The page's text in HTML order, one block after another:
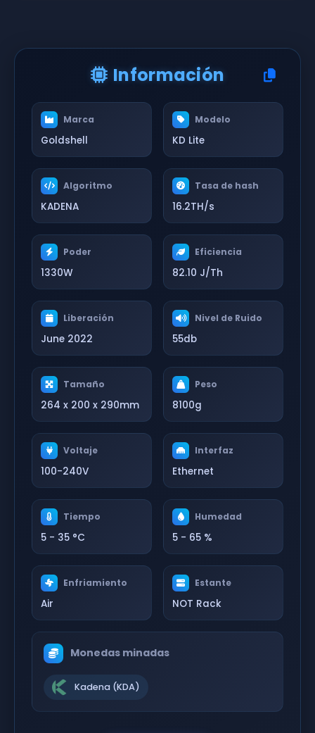
Información
Marca
Goldshell
Modelo
KD Lite
Algoritmo
KADENA
Tasa de hash
16.2TH/s
Poder
1330W
Eficiencia
82.10 J/Th
Liberación
June 2022
Nivel de Ruido
55db
Tamaño
264 x 200 x 290mm
Peso
8100g
Voltaje
100-240V
Interfaz
Ethernet
Tiempo
5 - 35 °C
Humedad
5 - 65 %
Enfriamiento
Air
Estante
NOT Rack
Monedas minadas
Kadena (KDA)